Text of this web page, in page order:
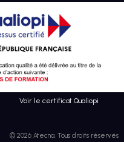
Voir le certificat Qualiopi
© 2026 Atecna. Tous droits réservés